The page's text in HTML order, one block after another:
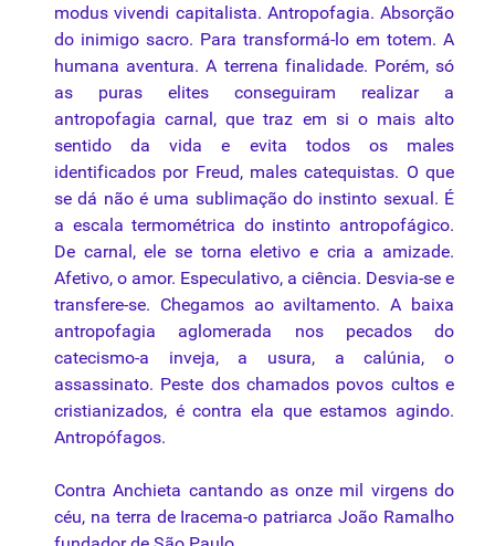
modus vivendi capitalista. Antropofagia. Absorção
do inimigo sacro. Para transformá-lo em totem. A
humana aventura. A terrena finalidade. Porém, só
as puras elites conseguiram realizar a
antropofagia carnal, que traz em si o mais alto
sentido da vida e evita todos os males
identificados por Freud, males catequistas. O que
se dá não é uma sublimação do instinto sexual. É
a escala termométrica do instinto antropofágico.
De carnal, ele se torna eletivo e cria a amizade.
Afetivo, o amor. Especulativo, a ciência. Desvia-se e
transfere-se. Chegamos ao aviltamento. A baixa
antropofagia aglomerada nos pecados do
catecismo-a inveja, a usura, a calúnia, o
assassinato. Peste dos chamados povos cultos e
cristianizados, é contra ela que estamos agindo.
Antropófagos.
Contra Anchieta cantando as onze mil virgens do
céu, na terra de Iracema-o patriarca João Ramalho